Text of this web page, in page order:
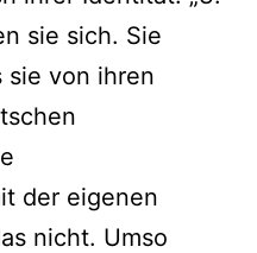
sie sich. Sie
sie von ihren
der eigenen
nicht. Umso